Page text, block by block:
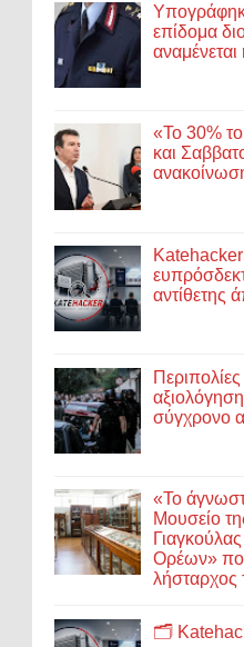
επίδομα
«Το 30%
και
Katehacker:
αντίθετης
σύγχρονο
«Το
Μουσείο
Ορέων»
λήσταρχος
🗂️